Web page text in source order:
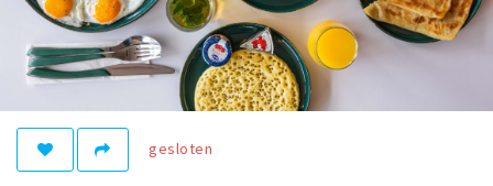
Slapen
Recreatief
Winkels
Winkelgebiedengesloten